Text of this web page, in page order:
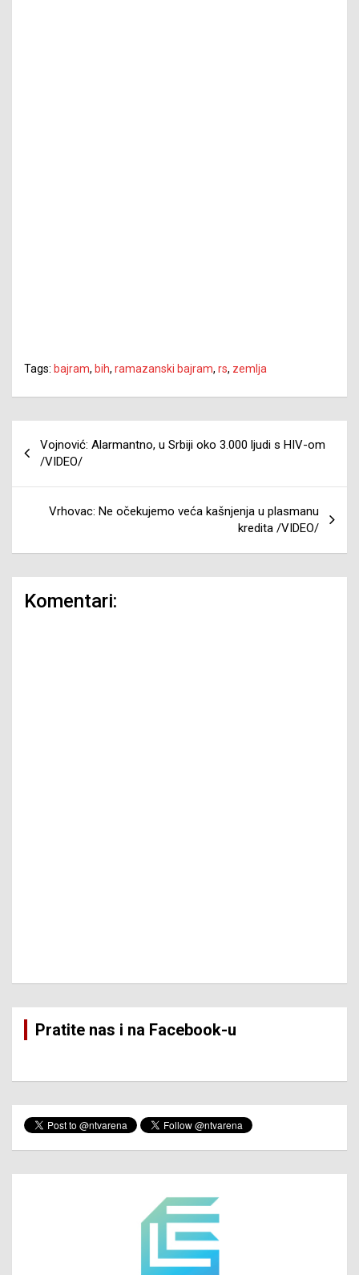
Tags: bajram, bih, ramazanski bajram, rs, zemlja
članaka
Vojnović: Alarmantno, u Srbiji oko 3.000 ljudi s HIV-om
/VIDEO/
Vrhovac: Ne očekujemo veća kašnjenja u plasmanu
kredita /VIDEO/
Komentari:
Pratite nas i na Facebook-u